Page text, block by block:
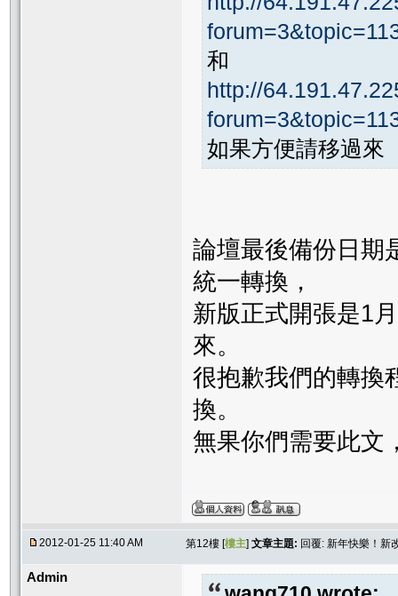
和
http://
如果方便請移過來
論壇最後備份日期
統一轉換，
新版正式開張是1
來。
很抱歉我們的轉換
換。
無果你們需要此文
2012-01-25 11:40 AM 第12樓 [樓主] 文章主題: 回覆: 新年快樂！新
Admin